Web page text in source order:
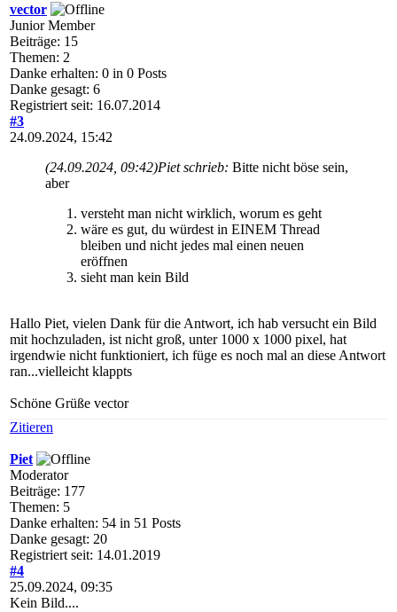
vector
Junior Member
Beiträge: 15
Themen: 2
Danke erhalten: 0 in 0 Posts
Danke gesagt: 6
Registriert seit: 16.07.2014
#3
24.09.2024, 15:42
(24.09.2024, 09:42)Piet schrieb: Bitte nicht böse sein,
aber
versteht man nicht wirklich, worum es geht
wäre es gut, du würdest in EINEM Thread
bleiben und nicht jedes mal einen neuen
eröffnen
sieht man kein Bild
Hallo Piet, vielen Dank für die Antwort, ich hab versucht ein Bild
mit hochzuladen, ist nicht groß, unter 1000 x 1000 pixel, hat
irgendwie nicht funktioniert, ich füge es noch mal an diese Antwort
ran...vielleicht klappts
Schöne Grüße vector
Zitieren
Piet
Moderator
Beiträge: 177
Themen: 5
Danke erhalten: 54 in 51 Posts
Danke gesagt: 20
Registriert seit: 14.01.2019
#4
25.09.2024, 09:35
Kein Bild....